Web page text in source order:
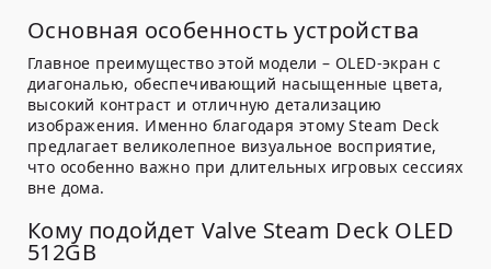
Основная особенность устройства
Главное преимущество этой модели – OLED-экран с
диагональю, обеспечивающий насыщенные цвета,
высокий контраст и отличную детализацию
изображения. Именно благодаря этому Steam Deck
предлагает великолепное визуальное восприятие,
что особенно важно при длительных игровых сессиях
вне дома.
Кому подойдет Valve Steam Deck OLED
512GB